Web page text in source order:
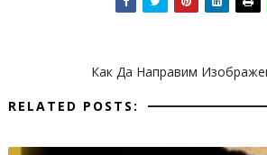
Как Да Направим
RELATED POSTS: